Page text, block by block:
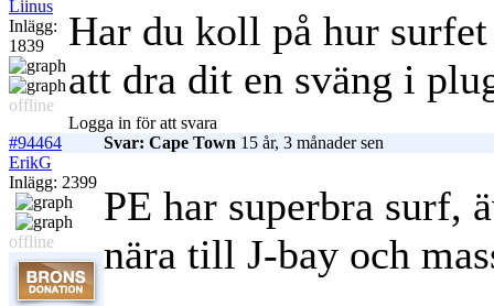
Liinus
Inlägg:
1839
offline
Har du koll på hur
att dra dit en sväng i
Logga in för att svara
#94464
Svar: Cape Town 15 år, 3 månader sen
ErikG
Inlägg: 2399
offline
PE har superbra surf,
nära till J-bay och